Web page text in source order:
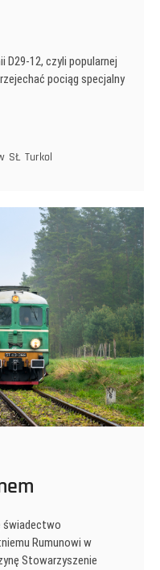
D29-12, czyli popularnej
pociąg specjalny
SŁ Turkol
świadectwo
Rumunowi w
Stowarzyszenie